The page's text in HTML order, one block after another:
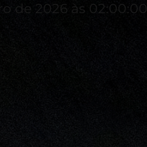
de 2026 às 02:00:00